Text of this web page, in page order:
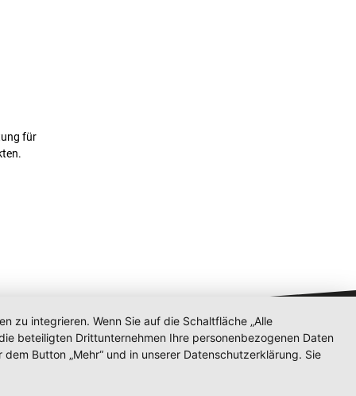
für
zu integrieren. Wenn Sie auf die Schaltfläche „Alle
beteiligten Drittunternehmen Ihre personenbezogenen Daten
Button „Mehr“ und in unserer Datenschutzerklärung. Sie